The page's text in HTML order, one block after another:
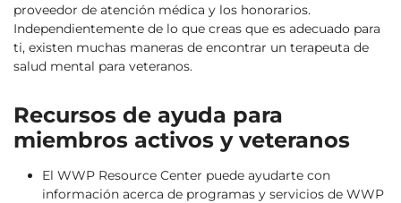
proveedor de atención médica y los honorarios.
Independientemente de lo que creas que es adecuado para
ti, existen muchas maneras de encontrar un terapeuta de
salud mental para veteranos.
Recursos de ayuda para
miembros activos y veteranos
El WWP Resource Center puede ayudarte con
información acerca de programas y servicios de WWP